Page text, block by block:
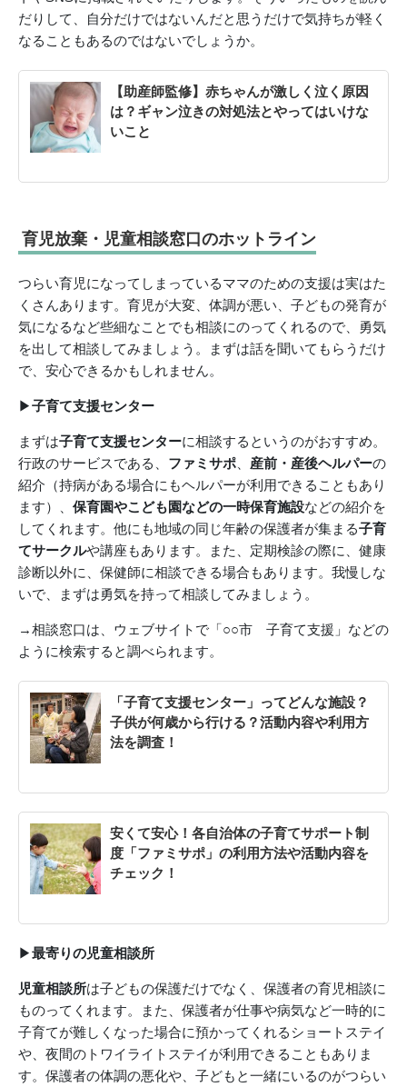
だりして、自分だけではないんだと思うだけで気持ちが軽く
なることもあるのではないでしょうか。
【助産師監修】赤ちゃんが激しく泣く原因
は？ギャン泣きの対処法とやってはいけな
いこと
育児放棄・児童相談窓口のホットライン
つらい育児になってしまっているママのための支援は実はた
くさんあります。育児が大変、体調が悪い、子どもの発育が
気になるなど些細なことでも相談にのってくれるので、勇気
を出して相談してみましょう。まずは話を聞いてもらうだけ
で、安心できるかもしれません。
▶︎子育て支援センター
まずは子育て支援センターに相談するというのがおすすめ。
行政のサービスである、 ファミサポ 産前・産後ヘルパーの
紹介（持病がある場合にもヘルパーが利用できることもあり
ます）、 保育園やこども園などの一時保育施設などの紹介を
してくれます。他にも地域の同じ年齢の保護者が集まる子育
てサークルや講座もあります。また、定期検診の際に、健康
診断以外に、保健師に相談できる場合もあります。我慢しな
いで、まずは勇気を持って相談してみましょう。
→相談窓口は、ウェブサイトで「○○市 子育て支援」などの
ように検索すると調べられます。
「子育て支援センター」ってどんな施設？
子供が何歳から行ける？活動内容や利用方
法を調査！
安くて安心！各自治体の子育てサポート制
度「ファミサポ」の利用方法や活動内容を
チェック！
▶︎最寄りの児童相談所
児童相談所は子どもの保護だけでなく、保護者の育児相談に
ものってくれます。また、保護者が仕事や病気など一時的に
子育てが難しくなった場合に預かってくれるショートステイ
や、夜間のトワイライトステイが利用できることもありま
す。保護者の体調の悪化や、子どもと一緒にいるのがつらい